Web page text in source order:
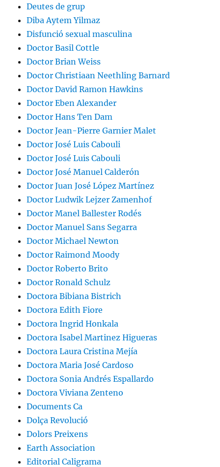
Deutes de grup
Diba Aytem Yilmaz
Disfunció sexual masculina
Doctor Basil Cottle
Doctor Brian Weiss
Doctor Christiaan Neethling Barnard
Doctor David Ramon Hawkins
Doctor Eben Alexander
Doctor Hans Ten Dam
Doctor Jean-Pierre Garnier Malet
Doctor José Luis Cabouli
Doctor José Luis Cabouli
Doctor José Manuel Calderón
Doctor Juan José López Martínez
Doctor Ludwik Lejzer Zamenhof
Doctor Manel Ballester Rodés
Doctor Manuel Sans Segarra
Doctor Michael Newton
Doctor Raimond Moody
Doctor Roberto Brito
Doctor Ronald Schulz
Doctora Bibiana Bistrich
Doctora Edith Fiore
Doctora Ingrid Honkala
Doctora Isabel Martinez Higueras
Doctora Laura Cristina Mejía
Doctora Maria José Cardoso
Doctora Sonia Andrés Espallardo
Doctora Viviana Zenteno
Documents Ca
Dolça Revolució
Dolors Preixens
Earth Association
Editorial Caligrama